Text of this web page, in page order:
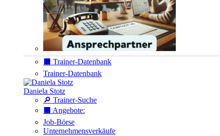
⬛️ Trainer-Datenbank
Trainer-Datenbank
Daniela Stotz
🔎 Trainer-Suche
⬛️ Angebote:
Job-Börse
Unternehmensverkäufe